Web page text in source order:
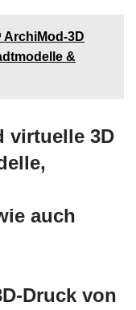
ArchiMod-3D
&
virtuelle 3D
auch
Druck von